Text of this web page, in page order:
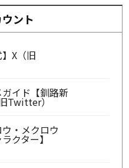
ント
X（旧
イド【釧路新
Twitter）
ウ・メクロウ
クター】